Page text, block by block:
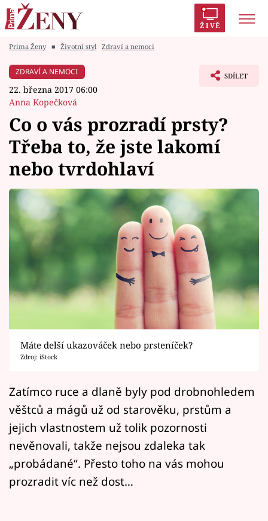
ŽIVĚ
Módní alarm
Zrádci
Témata
Celebrity
Vztahy
Seriály
Horoskopy
Sledujte prima+
Filmový festival Karlovy Vary
Pořady
Mámy sobě
Přihlášení
Sledujte nás
Prima Ženy ■ Životní styl Zdraví a nemoci
ZDRAVÍ A NEMOCI
22. března 2017 06:00
Anna Kopečková
SDÍLET
Co o vás prozradí prsty?
Třeba to, že jste lakomí
nebo tvrdohlaví
Máte delší ukazováček nebo prsteníček?
Zdroj: iStock
Zatímco ruce a dlaně byly pod drobnohledem
věštců a mágů už od starověku, prstům a
jejich vlastnostem už tolik pozornosti
nevěnovali, takže nejsou zdaleka tak
„probádané“. Přesto toho na vás mohou
prozradit víc než dost…